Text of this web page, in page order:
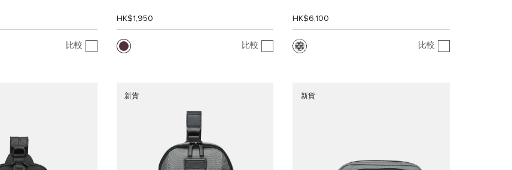
比較
HK$1,950
比較
HK$6,100
比較
新貨 新貨